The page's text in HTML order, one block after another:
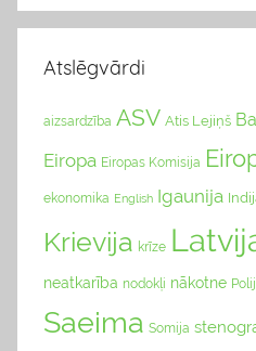
Atslēgvārdi
aizsardzība ASV Atis Lejiņš
Eiropa Eiropas Komisija
ekonomika English Igaunija
Krievija krīze
neatkarība nodokļi nākotne
Saeima Somija